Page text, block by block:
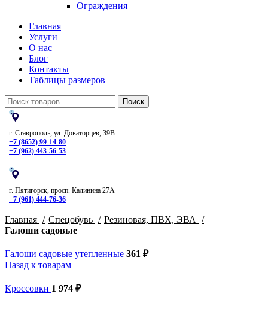
Ограждения
Главная
Услуги
О нас
Блог
Контакты
Таблицы размеров
Поиск
г. Ставрополь, ул. Доваторцев, 39В
+7 (8652) 99-14-80
+7 (962) 443-56-53
г. Пятигорск, просп. Калинина 27А
+7 (961) 444-76-36
Главная Спецобувь
Резиновая, ПВХ, ЭВА
Галоши садовые
Галоши садовые утепленные 361 ₽
Назад к товарам
Кроссовки 1 974 ₽